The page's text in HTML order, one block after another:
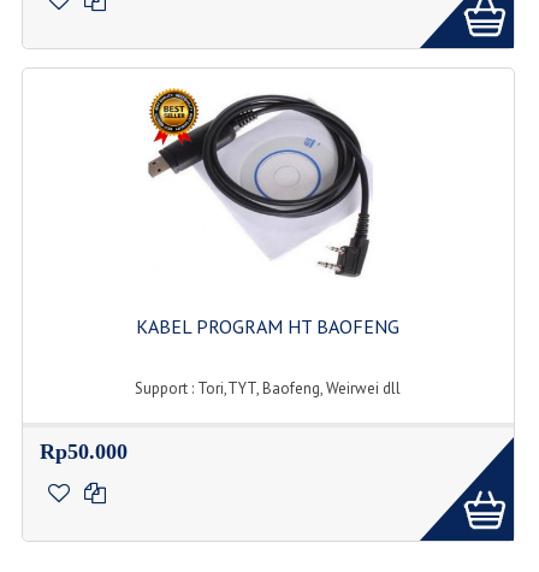
KABEL PROGRAM HT BAOFENG
Support : Tori,TYT, Baofeng, Weirwei dll
Rp50.000